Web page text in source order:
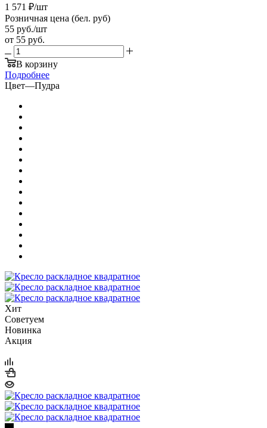
1 571 ₽/шт
Розничная цена (бел. руб)
55 руб./шт
от 55 руб.
В корзину
Подробнее
Цвет—Пудра
Хит
Советуем
Новинка
Акция